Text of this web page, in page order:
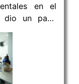
en el
dio un paso
Convenio
Autónoma
y el
Marinas y
de un año,